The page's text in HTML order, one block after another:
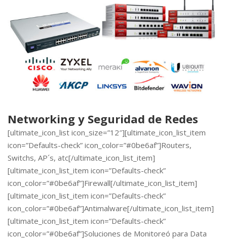
Networking y Seguridad de Redes
[ultimate_icon_list icon_size=”12″][ultimate_icon_list_item
icon=”Defaults-check” icon_color=”#0be6af”]Routers,
Switchs, AP´s, atc[/ultimate_icon_list_item]
[ultimate_icon_list_item icon=”Defaults-check”
icon_color=”#0be6af”]Firewall[/ultimate_icon_list_item]
[ultimate_icon_list_item icon=”Defaults-check”
icon_color=”#0be6af”]Antimalware[/ultimate_icon_list_item]
[ultimate_icon_list_item icon=”Defaults-check”
icon_color=”#0be6af”]Soluciones de Monitoreó para Data